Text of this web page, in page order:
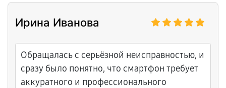
Ирина Иванова
Обращалась с серьёзной неисправностью, и
сразу было понятно, что смартфон требует
аккуратного и профессионального